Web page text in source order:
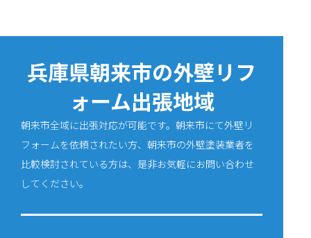
兵庫県朝来市の外壁リフ
ォーム出張地域
朝来市全域に出張対応が可能です。朝来市にて外壁リ
フォームを依頼されたい方、朝来市の外壁塗装業者を
比較検討されている方は、是非お気軽にお問い合わせ
してください。